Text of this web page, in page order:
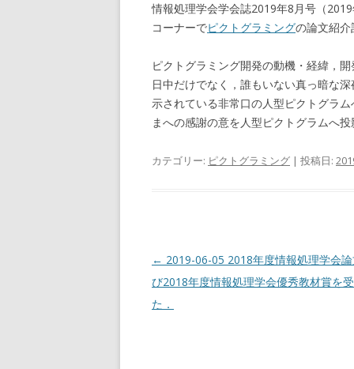
情報処理学会学会誌2019年8月号（
コーナーでピクトグラミングの論文紹介
ピクトグラミング開発の動機・経緯，
日中だけでなく，誰もいない真っ暗な
示されている非常口の人型ピクトグラ
まへの感謝の意を人型ピクトグラムへ
カテゴリー: ピクトグラミング | 投稿日:
投
稿
ナ
← 2019-06-05 2018年度情報処理学会論
び2018年度情報処理学会優秀教材賞を
た．